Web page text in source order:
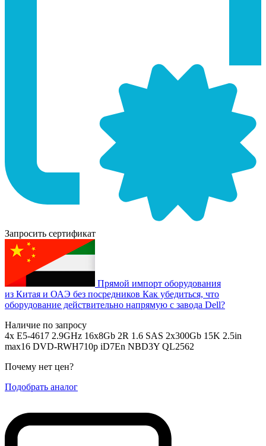
Запросить сертификат
Прямой импорт оборудования
из Китая и ОАЭ без посредников Как убедиться, что
оборудование действительно напрямую с завода Dell?
Наличие по запросу
4x E5-4617 2.9GHz 16x8Gb 2R 1.6 SAS 2x300Gb 15K 2.5in
max16 DVD-RWH710p iD7En NBD3Y QL2562
Почему нет цен?
Подобрать аналог